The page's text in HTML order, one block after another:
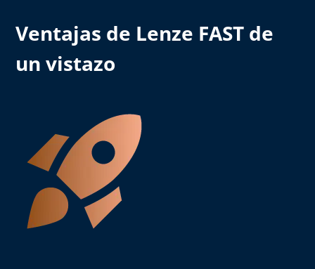
Ventajas de Lenze FAST de
un vistazo